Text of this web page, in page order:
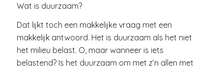
Wat is duurzaam?
Dat lijkt toch een makkelijke vraag met een
makkelijk antwoord. Het is duurzaam als het niet
het milieu belast. O, maar wanneer is iets
belastend? Is het duurzaam om met z’n allen met